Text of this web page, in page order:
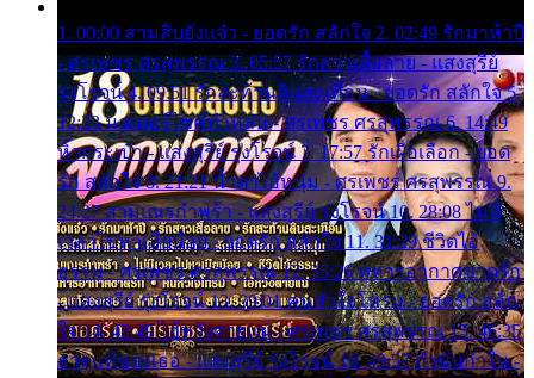
1. 00:00 สามสิบยังแจ๋ว - ยอดรัก สลักใจ 2. 02:49 รักมาห้าปี
- ศรเพชร ศรสุพรรณ 3. 05:57 รักสาวเสื้อลาย - แสงสุรีย์
รุ่งโรจน์ 4. 09:51 รักสะท้านดินสะเทือน - ยอดรัก สลักใจ 5.
12:23 มอเตอร์ไซค์ทำหล่น - ศรเพชร ศรสุพรรณ 6. 14:49
หิ้วกระเป๋า - แสงสุรีย์ รุ่งโรจน์ 7. 17:57 รักเผื่อเลือก - ยอด
รัก สลักใจ 8. 21:21 น้ำตาไอ้หนุ่ม - ศรเพชร ศรสุพรรณ 9.
24:27 สามเณรกำพร้า - แสงสุรีย์ รุ่งโรจน์ 10. 28:08 ไม่มี
เวลาไปหาเมียน้อย - ยอดรัก สลักใจ 11. 31:29 ชีวิตไอ้
ธรรม - ศรเพชร ศรสุพรรณ 12. 35:26 ทหารอากาศขาดรัก
- แสงสุรีย์ รุ่งโรจน์ 13. 39:01 คนหัวใจโทรม - ยอดรัก สลัก
ใจ 14. 42:49 ไอ้หวังตายแน่ - ศรเพชร ศรสุพรรณ 15. 46:35
ธาตุแท้ของเธอ - แสงสุรีย์ รุ่งโรจน์ 16. 49:57 กำนันกำใน -